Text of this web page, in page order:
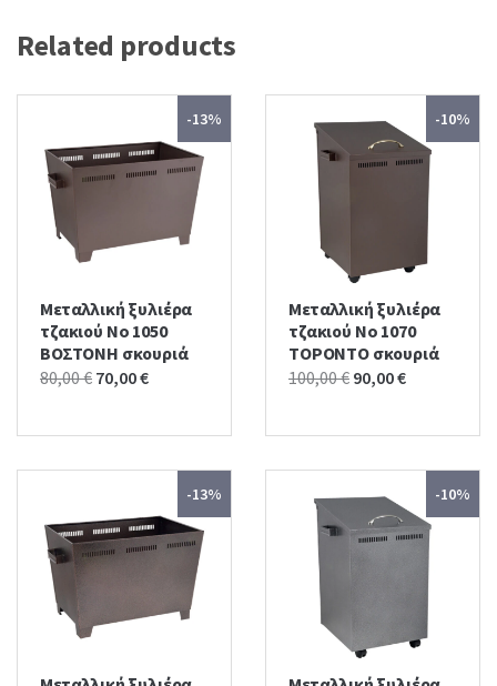
Related products
-13%
Μεταλλική ξυλιέρα
τζακιού No 1050
ΒΟΣΤΟΝΗ σκουριά
80,00€ Original
was:
70,00€Current
is:
-10%
Μεταλλική ξυλιέρα
τζακιού No 1070
ΤΟΡΟΝΤΟ σκουριά
100,00€ Original
was:
90,00€Current
is:
-13% -10%